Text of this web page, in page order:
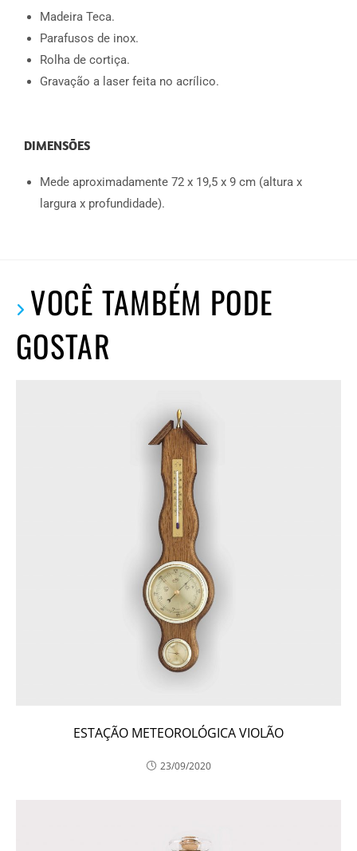
Madeira Teca.
Parafusos de inox.
Rolha de cortiça.
Gravação a laser feita no acrílico.
DIMENSÕES
Mede aproximadamente 72 x 19,5 x 9 cm (altura x
largura x profundidade).
VOCÊ TAMBÉM PODE
GOSTAR
ESTAÇÃO METEOROLÓGICA VIOLÃO
23/09/2020